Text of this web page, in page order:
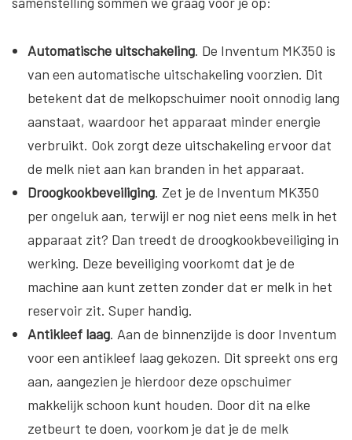
Automatische uitschakeling. De Inventum MK350 is
van een automatische uitschakeling voorzien. Dit
betekent dat de melkopschuimer nooit onnodig lang
aanstaat, waardoor het apparaat minder energie
verbruikt. Ook zorgt deze uitschakeling ervoor dat
de melk niet aan kan branden in het apparaat.
Droogkookbeveiliging. Zet je de Inventum MK350
per ongeluk aan, terwijl er nog niet eens melk in het
apparaat zit? Dan treedt de droogkookbeveiliging in
werking. Deze beveiliging voorkomt dat je de
machine aan kunt zetten zonder dat er melk in het
reservoir zit. Super handig.
Antikleef laag. Aan de binnenzijde is door Inventum
voor een antikleef laag gekozen. Dit spreekt ons erg
aan, aangezien je hierdoor deze opschuimer
makkelijk schoon kunt houden. Door dit na elke
zetbeurt te doen, voorkom je dat je de melk